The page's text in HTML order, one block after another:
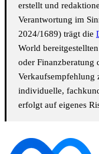
erstellt und
Verantwortung im
2024/1689) trägt die
World
oder Finanzberatung
Verkaufsempfehlung
individuelle,
erfolgt auf eigenes